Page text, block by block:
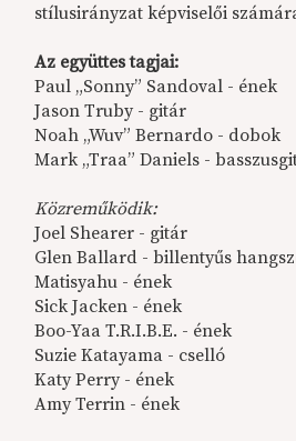
stílusirányzat képviselői
Az együttes tagjai:
Paul „Sonny” Sandoval - ének
Jason Truby - gitár
Noah „Wuv” Bernardo - dobok
Mark „Traa” Daniels -
Közreműködik:
Joel Shearer - gitár
Glen Ballard - billentyűs
Matisyahu - ének
Sick Jacken - ének
Boo-Yaa T.R.I.B.E. - ének
Suzie Katayama - cselló
Katy Perry - ének
Amy Terrin - ének